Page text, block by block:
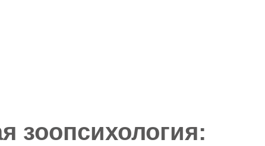
зоопсихология: